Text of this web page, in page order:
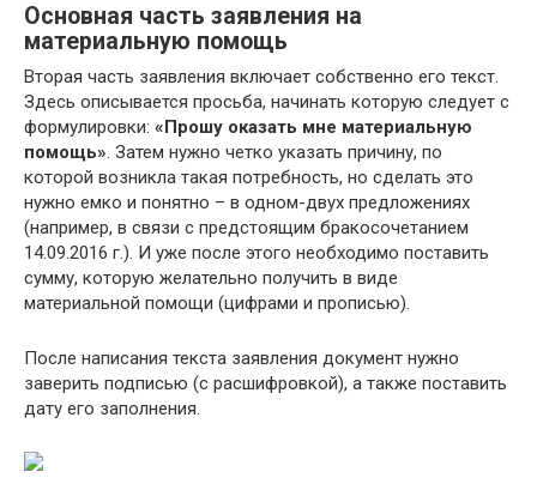
Основная часть заявления на
материальную помощь
Вторая часть заявления включает собственно его текст.
Здесь описывается просьба, начинать которую следует с
формулировки: «Прошу оказать мне материальную
помощь». Затем нужно четко указать причину, по
которой возникла такая потребность, но сделать это
нужно емко и понятно – в одном-двух предложениях
(например, в связи с предстоящим бракосочетанием
14.09.2016 г.). И уже после этого необходимо поставить
сумму, которую желательно получить в виде
материальной помощи (цифрами и прописью).
После написания текста заявления документ нужно
заверить подписью (с расшифровкой), а также поставить
дату его заполнения.